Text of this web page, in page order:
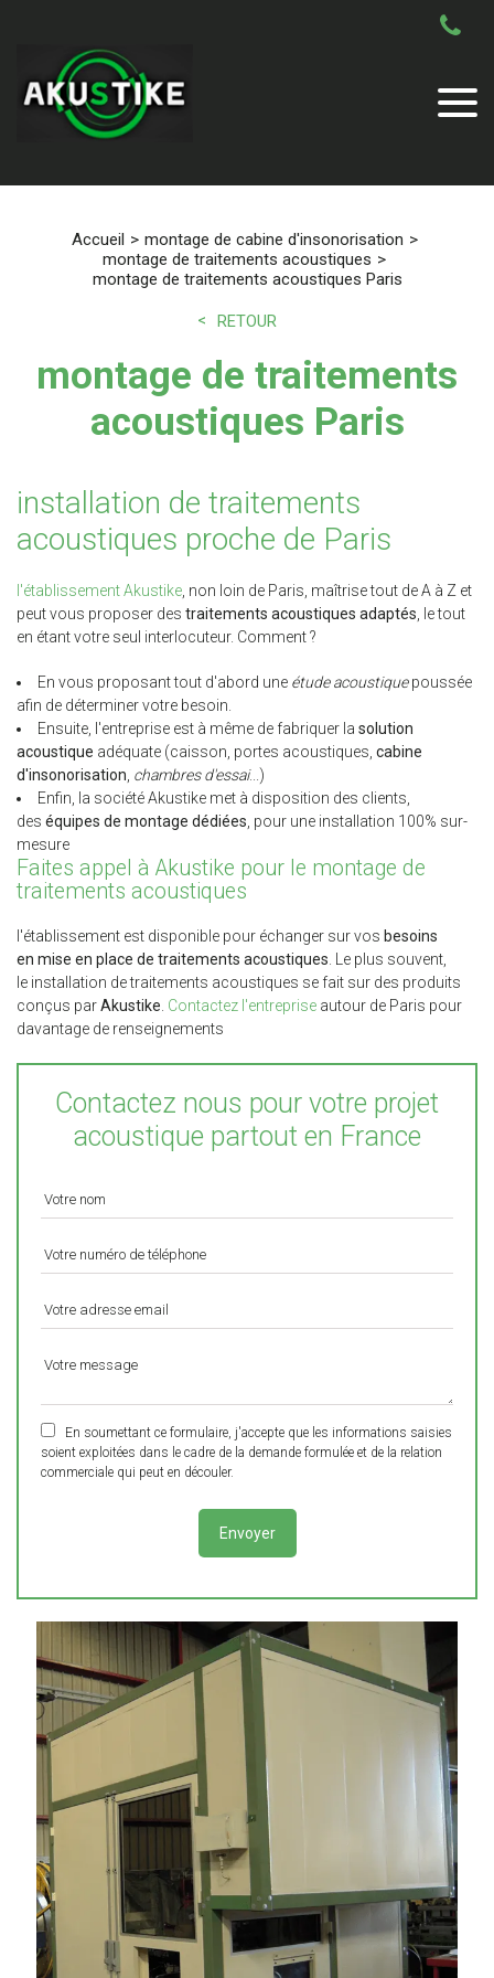
Accueil
montage de cabine d'insonorisation
montage de traitements acoustiques
montage de traitements acoustiques Paris
RETOUR
montage de traitements
acoustiques Paris
installation de traitements
acoustiques proche de Paris
l'établissement Akustike , non loin de Paris, maîtrise tout de A à Z et
peut vous proposer des traitements acoustiques adaptés , le tout
en étant votre seul interlocuteur. Comment ?
En vous proposant tout d'abord une étude acoustiquepoussée
afin de déterminer votre besoin.
Ensuite, l'entreprise est à même de fabriquer la solution
acoustique adéquate (caisson, portes acoustiques, cabine
d'insonorisation chambres d'essai...)
Enfin, la société Akustike met à disposition des clients,
des équipes de montage dédiées , pour une installation 100% sur-
mesure
Faites appel à Akustike pour le montage de
traitements acoustiques
l'établissement est disponible pour échanger sur vos besoins
en mise en place de traitements acoustiques . Le plus souvent,
le installation de traitements acoustiques se fait sur des produits
conçus parAkustike Contactez l'entreprise autour de Paris pour
davantage de renseignements
Contactez nous pour votre projet
acoustique partout en France
En soumettant ce formulaire, j'accepte que les informations saisies
soient exploitées dans le cadre de la demande formulée et de la relation
commerciale qui peut en découler.